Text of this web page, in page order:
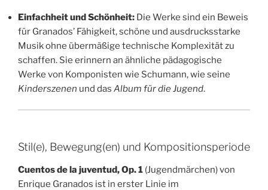
Einfachheit und Schönheit: Die Werke sind ein Beweis
für Granados’ Fähigkeit, schöne und ausdrucksstarke
Musik ohne übermäßige technische Komplexität zu
schaffen. Sie erinnern an ähnliche pädagogische
Werke von Komponisten wie Schumann, wie seine
Kinderszenen und das Album für die Jugend.
Stil(e), Bewegung(en) und Kompositionsperiode
Cuentos de la juventud, Op. 1 (Jugendmärchen) von
Enrique Granados ist in erster Linie im